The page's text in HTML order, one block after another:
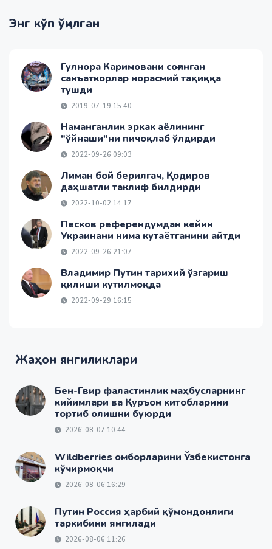
Энг кўп ўқилган
Гулнора Каримовани соғинган
санъаткорлар норасмий тақиққа
тушди
2019-07-19 15:40
Наманганлик эркак аёлининг
"ўйнаши"ни пичоқлаб ўлдирди
2022-09-26 09:03
Лиман бой берилгач, Қодиров
даҳшатли таклиф билдирди
2022-10-02 14:17
Песков референдумдан кейин
Украинани нима кутаётганини айтди
2022-09-26 21:07
Владимир Путин тарихий ўзгариш
қилиши кутилмоқда
2022-09-29 16:15
Жаҳон янгиликлари
Бен-Гвир фаластинлик маҳбусларнинг
кийимлари ва Қуръон китобларини
тортиб олишни буюрди
2026-08-07 10:44
Wildberries омборларини Ўзбекистонга
кўчирмоқчи
2026-08-06 16:29
Путин Россия ҳарбий қўмондонлиги
таркибини янгилади
2026-08-06 11:26